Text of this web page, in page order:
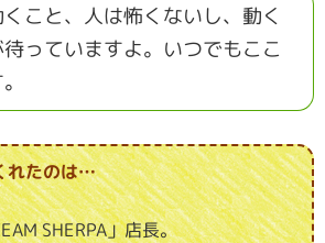
こと、人は怖くないし、動く
っていますよ。いつでもここ
れたのは…
SHERPA」店長。